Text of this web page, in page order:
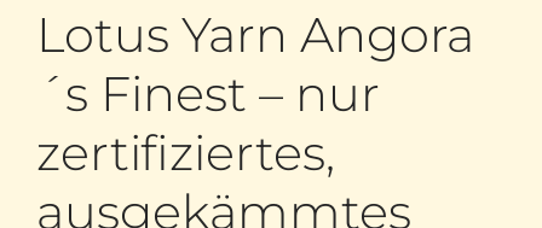
Lotus Yarn Angora
´s Finest – nur
zertifiziertes,
ausgekämmtes